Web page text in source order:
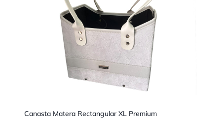
Canasta Matera Rectangular XL Premium